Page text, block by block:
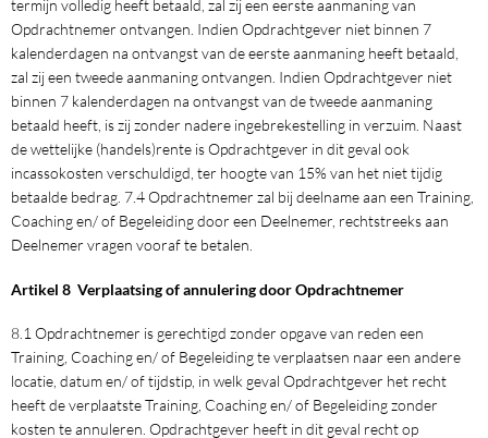
termijn volledig heeft betaald, zal zij een eerste aanmaning van
Opdrachtnemer ontvangen. Indien Opdrachtgever niet binnen 7
kalenderdagen na ontvangst van de eerste aanmaning heeft betaald,
zal zij een tweede aanmaning ontvangen. Indien Opdrachtgever niet
binnen 7 kalenderdagen na ontvangst van de tweede aanmaning
betaald heeft, is zij zonder nadere ingebrekestelling in verzuim. Naast
de wettelijke (handels)rente is Opdrachtgever in dit geval ook
incassokosten verschuldigd, ter hoogte van 15% van het niet tijdig
betaalde bedrag. 7.4 Opdrachtnemer zal bij deelname aan een Training,
Coaching en/ of Begeleiding door een Deelnemer, rechtstreeks aan
Deelnemer vragen vooraf te betalen.
Artikel 8 Verplaatsing of annulering door Opdrachtnemer
8.1 Opdrachtnemer is gerechtigd zonder opgave van reden een
Training, Coaching en/ of Begeleiding te verplaatsen naar een andere
locatie, datum en/ of tijdstip, in welk geval Opdrachtgever het recht
heeft de verplaatste Training, Coaching en/ of Begeleiding zonder
kosten te annuleren. Opdrachtgever heeft in dit geval recht op